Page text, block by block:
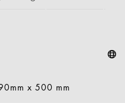
x 500 mm